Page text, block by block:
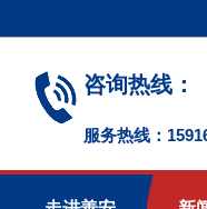
咨询热线：
服务热线：